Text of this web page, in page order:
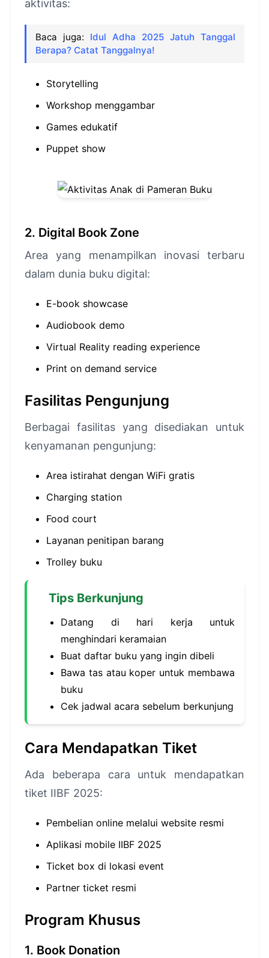
aktivitas:
Baca juga: Idul Adha 2025 Jatuh Tanggal
Berapa? Catat Tanggalnya!
Storytelling
Workshop menggambar
Games edukatif
Puppet show
2. Digital Book Zone
Area yang menampilkan inovasi terbaru
dalam dunia buku digital:
E-book showcase
Audiobook demo
Virtual Reality reading experience
Print on demand service
Fasilitas Pengunjung
Berbagai fasilitas yang disediakan untuk
kenyamanan pengunjung:
Area istirahat dengan WiFi gratis
Charging station
Food court
Layanan penitipan barang
Trolley buku
Tips Berkunjung
Datang di hari kerja untuk
menghindari keramaian
Buat daftar buku yang ingin dibeli
Bawa tas atau koper untuk membawa
buku
Cek jadwal acara sebelum berkunjung
Cara Mendapatkan Tiket
Ada beberapa cara untuk mendapatkan
tiket IIBF 2025:
Pembelian online melalui website resmi
Aplikasi mobile IIBF 2025
Ticket box di lokasi event
Partner ticket resmi
Program Khusus
1. Book Donation